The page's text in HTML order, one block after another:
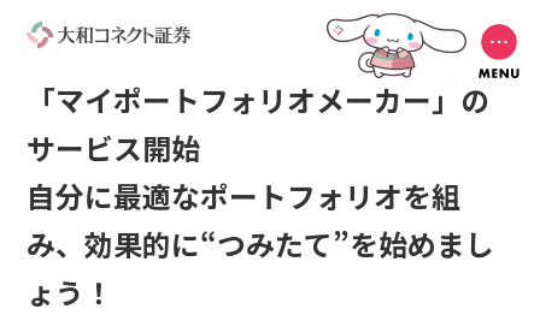
「マイポートフォリオメーカー」の
サービス開始
自分に最適なポートフォリオを組
み、効果的に“つみたて”を始めまし
ょう！